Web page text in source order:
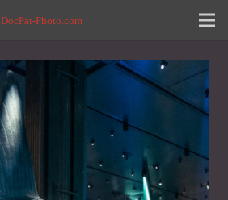
DocPat-Photo.com